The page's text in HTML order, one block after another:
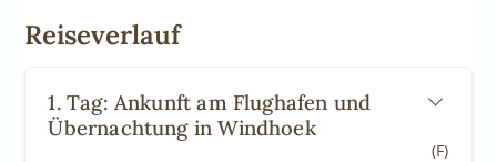
Reiseverlauf
1. Tag: Ankunft am Flughafen und
Übernachtung in Windhoek
(F)